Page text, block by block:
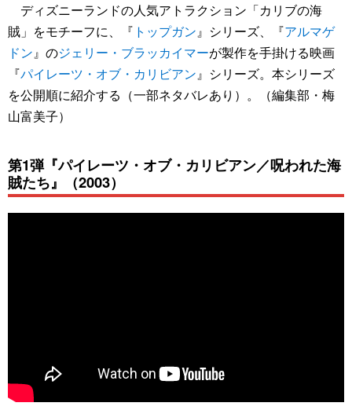
ディズニーランドの人気アトラクション「カリブの海
賊」をモチーフに、『 トップガン』シリーズ、『アルマゲ
ドン』のジェリー・ブラッカイマーが製作を手掛ける映画
『パイレーツ・オブ・カリビアン』シリーズ。本シリーズ
を公開順に紹介する（一部ネタバレあり）。（編集部・梅
山富美子）
第1弾『パイレーツ・オブ・カリビアン／呪われた海
賊たち』（2003）